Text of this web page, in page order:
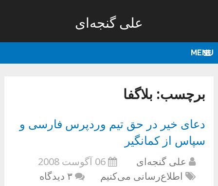
علی گنجه‌ای
MENU
برچسب: بلاگفا
دعای خیر در حق تیم وردپرس فارسی و
سپاس از کمانگیر
علی گنجه‌ای
06 آگوست 2008
اطلاع‌رسانی می‌کنیم
۳ دیدگاه